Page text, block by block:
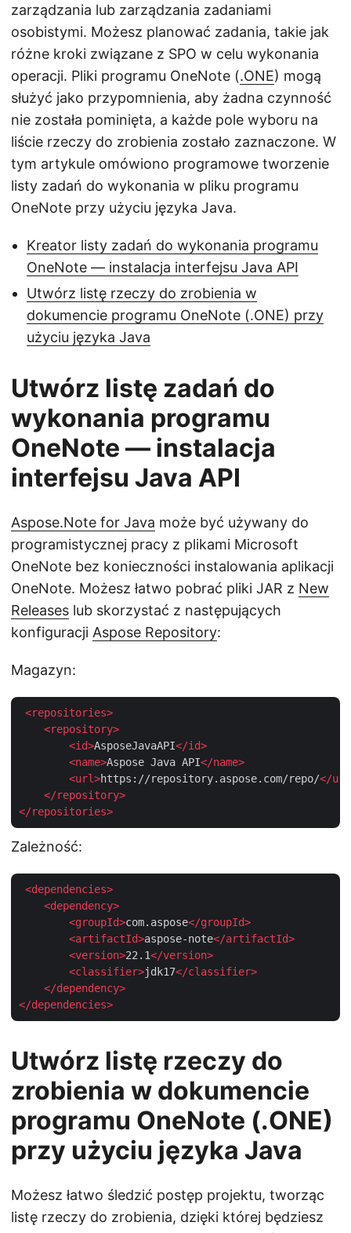
zarządzania lub zarządzania zadaniami
osobistymi. Możesz planować zadania, takie jak
różne kroki związane z SPO w celu wykonania
operacji. Pliki programu OneNote (.ONE) mogą
służyć jako przypomnienia, aby żadna czynność
nie została pominięta, a każde pole wyboru na
liście rzeczy do zrobienia zostało zaznaczone. W
tym artykule omówiono programowe tworzenie
listy zadań do wykonania w pliku programu
OneNote przy użyciu języka Java.
Kreator listy zadań do wykonania programu
OneNote — instalacja interfejsu Java API
Utwórz listę rzeczy do zrobienia w
dokumencie programu OneNote (.ONE) przy
użyciu języka Java
Utwórz listę zadań do
wykonania programu
OneNote — instalacja
interfejsu Java API
Aspose.Note for Java może być używany do
programistycznej pracy z plikami Microsoft
OneNote bez konieczności instalowania aplikacji
OneNote. Możesz łatwo pobrać pliki JAR z New
Releases lub skorzystać z następujących
konfiguracji Aspose Repository:
Magazyn:
<repositories>
<repository>
<id>AsposeJavaAPI</id>
<name>Aspose Java API</name>
<url>https://repository.aspose.com/repo/</url
</repository>
</repositories>
Zależność:
<dependencies>
<dependency>
<groupId>com.aspose</groupId>
<artifactId>aspose-note</artifactId>
<version>22.1</version>
<classifier>jdk17</classifier>
</dependency>
</dependencies>
Utwórz listę rzeczy do
zrobienia w dokumencie
programu OneNote (.ONE)
przy użyciu języka Java
Możesz łatwo śledzić postęp projektu, tworząc
listę rzeczy do zrobienia, dzięki której będziesz